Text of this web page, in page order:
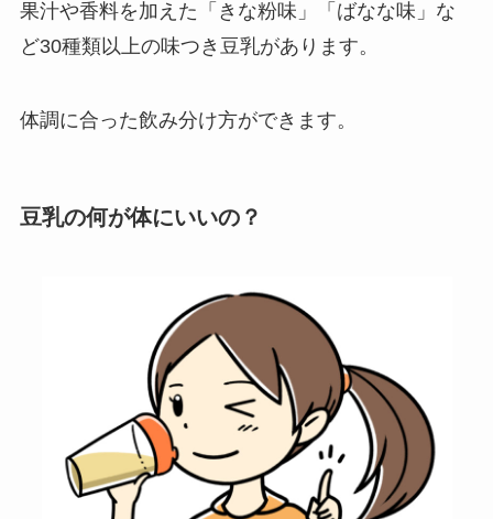
果汁や香料を加えた「きな粉味」「ばなな味」な
ど30種類以上の味つき豆乳があります。
体調に合った飲み分け方ができます。
豆乳の何が体にいいの？